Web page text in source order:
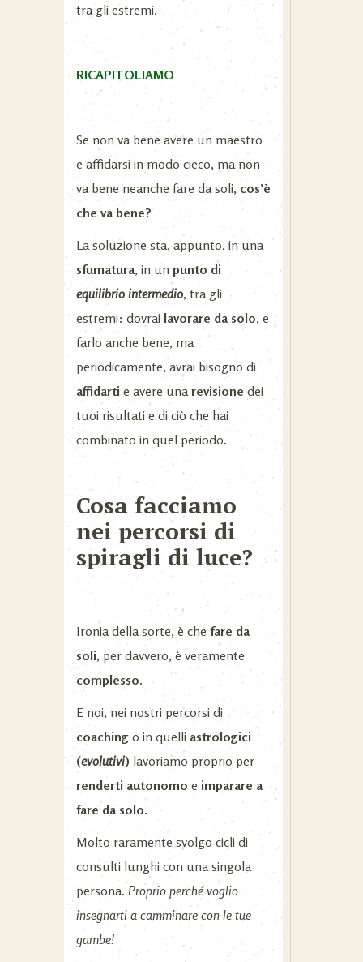
tra gli estremi.
RICAPITOLIAMO
Se non va bene avere un maestro
e affidarsi in modo cieco, ma non
va bene neanche fare da soli, cos’è
che va bene?
La soluzione sta, appunto, in una
sfumatura, in un punto di
equilibrio intermedio, tra gli
estremi: dovrai lavorare da solo, e
farlo anche bene, ma
periodicamente, avrai bisogno di
affidarti e avere una revisione dei
tuoi risultati e di ciò che hai
combinato in quel periodo.
Cosa facciamo
nei percorsi di
spiragli di luce?
Ironia della sorte, è che fare da
soli, per davvero, è veramente
complesso.
E noi, nei nostri percorsi di
coaching o in quelli astrologici
(evolutivi) lavoriamo proprio per
renderti autonomo e imparare a
fare da solo.
Molto raramente svolgo cicli di
consulti lunghi con una singola
persona. Proprio perché voglio
insegnarti a camminare con le tue
gambe!